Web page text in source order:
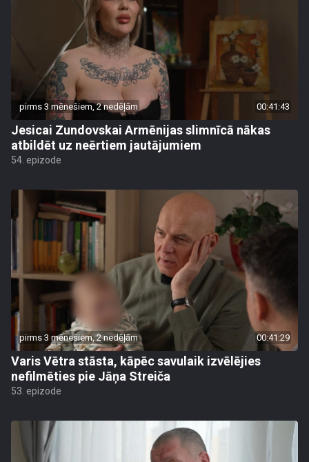
pirms 3 mēnešiem, 2 nedēļām 00:41:43
Jesicai Zundovskai Armēnijas slimnīcā nākas
atbildēt uz neērtiem jautājumiem
54. epizode
pirms 3 mēnešiem, 2 nedēļām 00:41:29
Varis Vētra stāsta, kāpēc savulaik izvēlējies
nefilmēties pie Jāņa Streiča
53. epizode